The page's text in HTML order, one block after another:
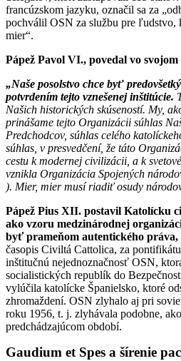
francúzskom jazyku, označil sa za
pochválil OSN za službu pre ľudstvo,
mier“.
Pápež Pavol VI., povedal vo
„Naše posolstvo chce byť
potvrdením tejto vznešenej inštitúcie.
Našich historických skúseností. My,
prinášame tejto Organizácii súhlas
Predchodcov, súhlas celého
súhlas, v presvedčení, že táto
cestu k modernej civilizácii, a k
vznikla Organizácia Spojených
). Mier, mier musí riadiť osudy
Pápež Pius XII. postavil Katolícku
ako vzoru medzinárodnej
byť prameňom autentického
časopis Civiltá Cattolica, za
inštitučnú nejednoznačnosť OSN,
socialistických republík do
vylúčila katolícke Španielsko, ktoré
zhromaždení. OSN zlyhalo aj pri
roku 1956, t. j. zlyhávala podobne,
predchádzajúcom období.
Gaudium et Spes a šírenie